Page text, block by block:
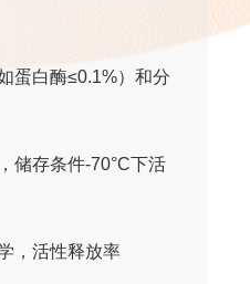
蛋白酶≤0.1%）和分
储存条件-70°C下活
，活性释放率